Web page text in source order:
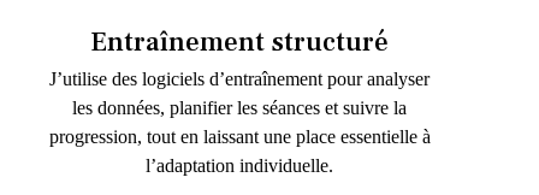
Entraînement structuré
J’utilise des logiciels d’entraînement pour analyser
les données, planifier les séances et suivre la
progression, tout en laissant une place essentielle à
l’adaptation individuelle.